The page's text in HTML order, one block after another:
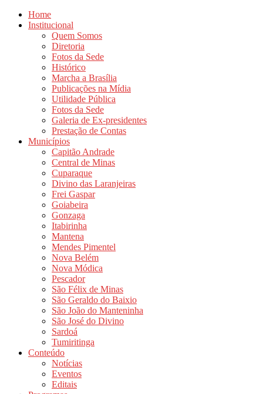
Home
Institucional
Quem Somos
Diretoria
Fotos da Sede
Histórico
Marcha a Brasília
Publicações na Mídia
Utilidade Pública
Fotos da Sede
Galeria de Ex-presidentes
Prestação de Contas
Municípios
Capitão Andrade
Central de Minas
Cuparaque
Divino das Laranjeiras
Frei Gaspar
Goiabeira
Gonzaga
Itabirinha
Mantena
Mendes Pimentel
Nova Belém
Nova Módica
Pescador
São Félix de Minas
São Geraldo do Baixio
São João do Manteninha
São José do Divino
Sardoá
Tumiritinga
Conteúdo
Notícias
Eventos
Editais